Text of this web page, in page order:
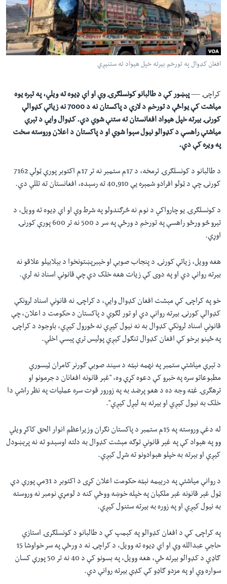
مخکې
مرکزي
لټون
اداریه
Learning English
FOLLOW US
افغان کډوال په تورخم بيرته خپل هيواد ته ستنيږي
کراچۍ —پېښور کې د طالبانو کونسلګرۍ وي او اې ډيوه ته ويلي، په تېره يوه
مياشت کې يواځې د تورخم د لارې د پاکستان نه د 7000 نه زياتې کډوالې
کورنۍ بيرته خپل هیواد افغانستان ته ستنې شوي دي. کډوال وايي د تېرې
مياشتې راهسې د کډوالو نيول سېوا شوي او د پاکستان د اعلان وروسته سخت
په ويره کې دي.
د طالبانو د کونسلګرۍ ترمخه، د 17م ستمبر نه تر 17م اکتوبر پورې ټولې 7162
کورنۍ چې د ټولو افرادو شمېره یې 40,910 ته رسېده، افغانستان ته تللي دي.
د کونسلګرۍ يو چارواکي د نوم نه څرګندولو په شرط وي او اې ډیوه ته وویل، د
تېرو څو ورځو راهسې په تورخم د ورځې په سر د 500 نه تر 600 پورې کورنۍ
اوړي.
هغه وویل، زياتې کورنۍ د پنجاب صوبې او خېبرپښتونخوا د بېلابيلو علاقو نه
بيرته روانې دي او په دوی کې زيات هغه خلک دي چې قانوني اسناد نه لري.
خو په کراچۍ کې مېشت افغان کډوال وايي، د کراچۍ نه قانوني اسناد لرونکې
کډوالې کورنۍ بيرته روانې دي او تور لګوي د پاکستان د حکومت د اعلان، چې
قانوني اسناد لرونکي کډوال به نه نيول کيږي نه ځورول کيږي، باوجود د کراچۍ
په ځينو برخو کې افغان کډوال تنګول کيږي پوليس ترې پېسې اخلي.
د تېرې میاشتې ستمبر په نهمه نېټه د سيند صوبې ګورنر کامران ټيسوري
مطبوعاتو سره په خبرو کې دعوه کړې وه، "غېر قانونه افغانان د جرمونو او
ترهګرۍ غټه وجه ده د هغو پرضد به په زورور قوت سره عمليات په نظر راشي دا
خلک به نيول کيږي او بيرته به ليږل کيږي".
له دغې وروسته په 15م ستمبر د پاکستان نګران وزیراعظم انوار الحق کاکړ ویلي
وو په هېواد کې په غېر قانوني توګه مېشت کډوال به دلته اوسېدو ته نه پرېښودل
کیږي او بېرته به خپلو هېوادونو ته شړل کيږي.
د روانې میاشتې په درېيمه نېټه حکومت اعلان کړی د اکتوبر د 31مې پورې دې
ټول غېر قانونه غېر ملکيان په خپله خوښه ووځي کنه د لومړي نومبر نه وروسته
به نيول کيږي او په زوره به بيرته ستنول کيږي.
په کراچۍ کې د افغان کډوالو په کېمپ کې د طالبانو د کونسلګرۍ استازي
حاجي عبدالله وي او اې ډيوه ته وويل، د کراچۍ نه د ورځې په سر خواوشا 15
ګاډي د کډوالو بيرته ځي، هغه وویل، په بسونو کې د 40 نه تر 50 پورې کسان
سواره وي او په مزدو ګاډو کې کډې بيرته روانې دي.